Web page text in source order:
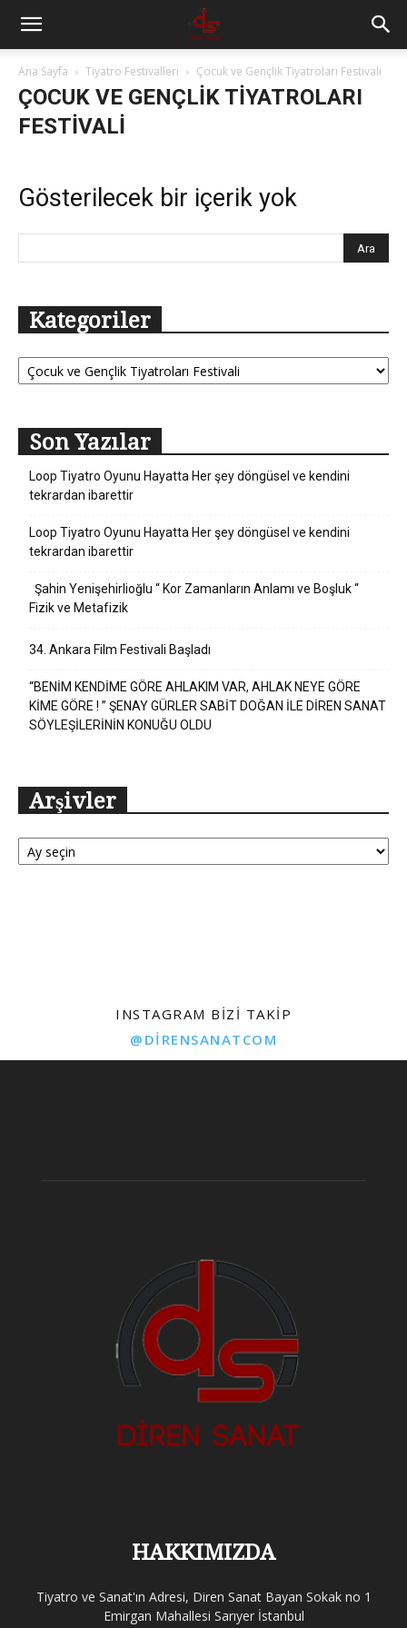
Ana Sayfa Tiyatro Festivalleri Çocuk ve Gençlik Tiyatroları Festivali
ÇOCUK VE GENÇLIK TIYATROLARI
FESTIVALI
Gösterilecek bir içerik yok
Kategoriler
Kategoriler
Son Yazılar
Loop Tiyatro Oyunu Hayatta Her şey döngüsel ve kendini
tekrardan ibarettir
Loop Tiyatro Oyunu Hayatta Her şey döngüsel ve kendini
tekrardan ibarettir
Şahin Yenişehirlioğlu “ Kor Zamanların Anlamı ve Boşluk “
Fizik ve Metafizik
34. Ankara Film Festivali Başladı
“BENİM KENDİME GÖRE AHLAKIM VAR, AHLAK NEYE GÖRE
KİME GÖRE ! ” ŞENAY GÜRLER SABİT DOĞAN İLE DİREN SANAT
SÖYLEŞİLERİNİN KONUĞU OLDU
Arşivler
Arşivler
INSTAGRAM BIZI TAKIP
@DIRENSANATCOM
HAKKIMIZDA
Tiyatro ve Sanat'ın Adresi, Diren Sanat Bayan Sokak no 1
Emirgan Mahallesi Sarıyer İstanbul